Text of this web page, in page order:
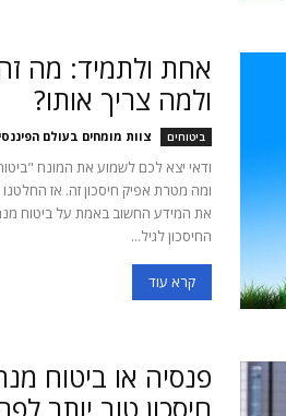
אחת ולתמיד: מה
ולמה צריך אותו?
ביטוחים צוות מומחים בעולם הפיננסי
ודאי יצא לכם לשמוע את המונח
ומה מטרת אפיק חיסכון זה. אז
את המידע החשוב באמת על ביטוח
החיסכון לגיל...
קרא עוד
פנסיה או ביטוח
חיסכון טוב יותר